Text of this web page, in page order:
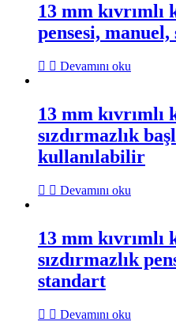
13 mm
pensesi,
Devamını oku
13 mm
sızdırmazlık
kullanılabilir
Devamını oku
13 mm
sızdırmazlık
standart
Devamını oku